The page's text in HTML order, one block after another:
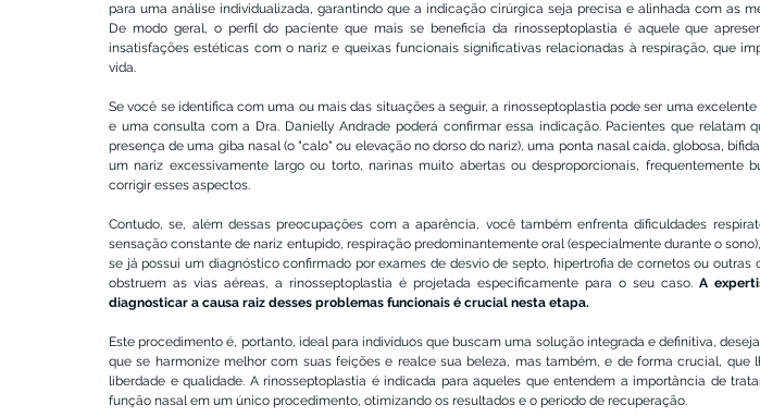
para uma análise individualizada, garantindo que a indicação cirúrgica seja precisa e alinhada com as
De modo geral, o perfil do paciente que mais se beneficia da rinosseptoplastia é aquele que
insatisfações estéticas com o nariz e queixas funcionais significativas relacionadas à respiração, que
vida.
Se você se identifica com uma ou mais das situações a seguir, a rinosseptoplastia pode ser uma
e uma consulta com a Dra. Danielly Andrade poderá confirmar essa indicação. Pacientes que relatam
presença de uma giba nasal (o "calo" ou elevação no dorso do nariz), uma ponta nasal caída, globosa,
um nariz excessivamente largo ou torto, narinas muito abertas ou desproporcionais, frequentemente
corrigir esses aspectos.
Contudo, se, além dessas preocupações com a aparência, você também enfrenta dificuldades
sensação constante de nariz entupido, respiração predominantemente oral (especialmente durante o
se já possui um diagnóstico confirmado por exames de desvio de septo, hipertrofia de cornetos ou outras
obstruem as vias aéreas, a rinosseptoplastia é projetada especificamente para o seu caso. A
diagnosticar a causa raiz desses problemas funcionais é crucial nesta etapa.
Este procedimento é, portanto, ideal para indivíduos que buscam uma solução integrada e definitiva,
que se harmonize melhor com suas feições e realce sua beleza, mas também, e de forma crucial, que
liberdade e qualidade. A rinosseptoplastia é indicada para aqueles que entendem a importância de
função nasal em um único procedimento, otimizando os resultados e o período de recuperação.